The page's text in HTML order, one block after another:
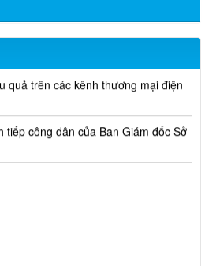
thực hiện gói thầu: “tổ chức tập
quả trên các kênh thương mại điện
công dân của Ban Giám đốc Sở